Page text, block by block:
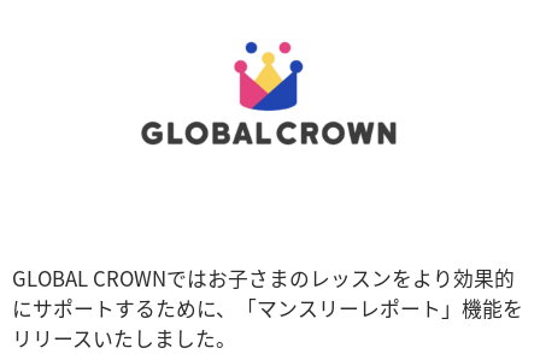
GLOBAL CROWNではお子さまのレッスンをより効果的
にサポートするために、「マンスリーレポート」機能を
リリースいたしました。